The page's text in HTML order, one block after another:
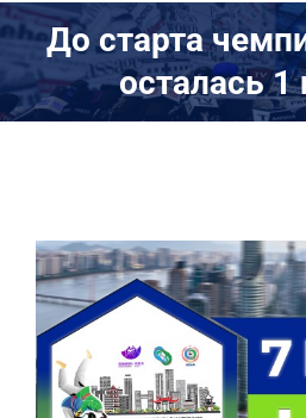
МИР КУРАША
РЕЗУЛЬТАТЫ
КОНТАКТЫ
До старта
осталась 1